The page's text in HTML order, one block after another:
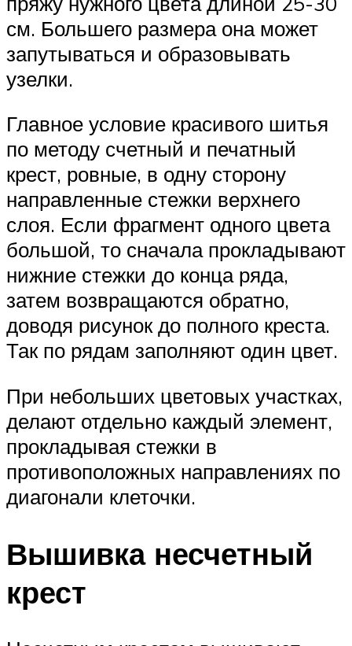
см. Большего размера она может
запутываться и образовывать
узелки.
Главное условие красивого шитья
по методу счетный и печатный
крест, ровные, в одну сторону
направленные стежки верхнего
слоя. Если фрагмент одного цвета
большой, то сначала прокладывают
нижние стежки до конца ряда,
затем возвращаются обратно,
доводя рисунок до полного креста.
Так по рядам заполняют один цвет.
При небольших цветовых участках,
делают отдельно каждый элемент,
прокладывая стежки в
противоположных направлениях по
диагонали клеточки.
Вышивка несчетный
крест